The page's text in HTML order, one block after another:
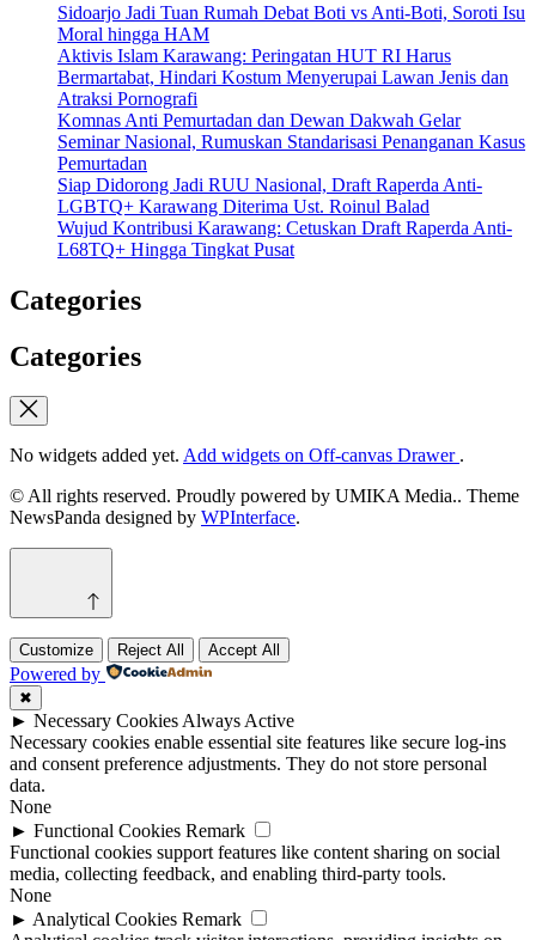
Sidoarjo Jadi Tuan Rumah Debat Boti vs Anti-Boti, Soroti Isu
Moral hingga HAM
Aktivis Islam Karawang: Peringatan HUT RI Harus
Bermartabat, Hindari Kostum Menyerupai Lawan Jenis dan
Atraksi Pornografi
Komnas Anti Pemurtadan dan Dewan Dakwah Gelar
Seminar Nasional, Rumuskan Standarisasi Penanganan Kasus
Pemurtadan
Siap Didorong Jadi RUU Nasional, Draft Raperda Anti-
LGBTQ+ Karawang Diterima Ust. Roinul Balad
Wujud Kontribusi Karawang: Cetuskan Draft Raperda Anti-
L68TQ+ Hingga Tingkat Pusat
Categories
Categories
No widgets added yet. Add widgets on Off-canvas Drawer .
© All rights reserved. Proudly powered by UMIKA Media.. Theme
NewsPanda designed by WPInterface.
Customize Reject All Accept All
Powered by
✖
► Necessary CookiesAlways Active
Necessary cookies enable essential site features like secure log-ins
and consent preference adjustments. They do not store personal
data.
None
► Functional Cookies Remark
Functional cookies support features like content sharing on social
media, collecting feedback, and enabling third-party tools.
None
► Analytical Cookies Remark